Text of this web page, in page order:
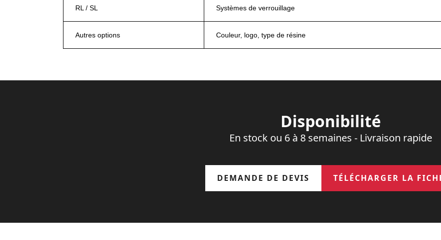
RL / SL Systèmes de verrouillage
Autres options Couleur, logo, type de résine
Disponibilité
En stock ou 6 à 8 semaines - Livraison rapide
DEMANDE DE DEVIS TÉLÉCHARGER LA